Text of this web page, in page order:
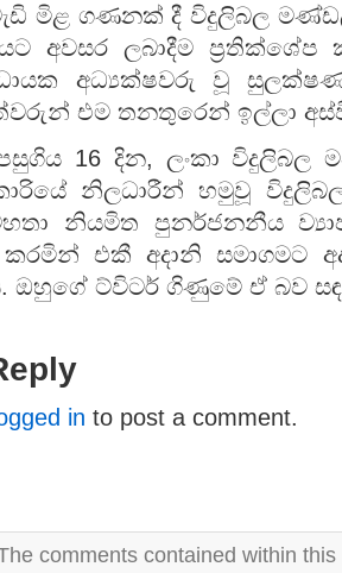
මිළ ගණනක් දී විදුලිබල
අවසර ලබාදීම
අධ්‍යක්ෂවරු වූ
එම තනතුරෙන් ඉල්ලා
16 දින, ලංකා විදුලිබල
නිලධාරීන් හමුවූ
නියමිත පුනර්ජනනීය
එකී අදානි සමාගමට
ඔහුගේ ට්විටර් ගිණුමේ ඒ බව
in to post a comment.
comments contained within